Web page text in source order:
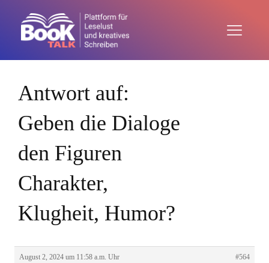
Antwort auf:
Geben die Dialoge
den Figuren
Charakter,
Klugheit, Humor?
August 2, 2024 um 11:58 a.m. Uhr #564